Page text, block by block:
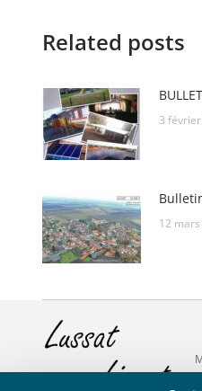
Related posts
3
12